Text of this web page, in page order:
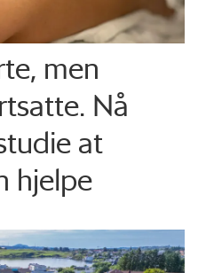
men
Nå
at
hjelpe